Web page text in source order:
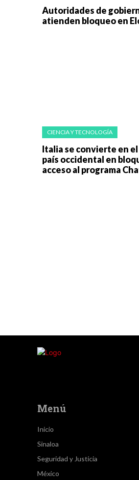
Autoridades de
atienden bloqueo en
CIENCIA Y TECNOLOGÍA
Italia se convierte en
país occidental en
acceso al programa
Menú
Inicio
Sinaloa
Seguridad y Justicia
México